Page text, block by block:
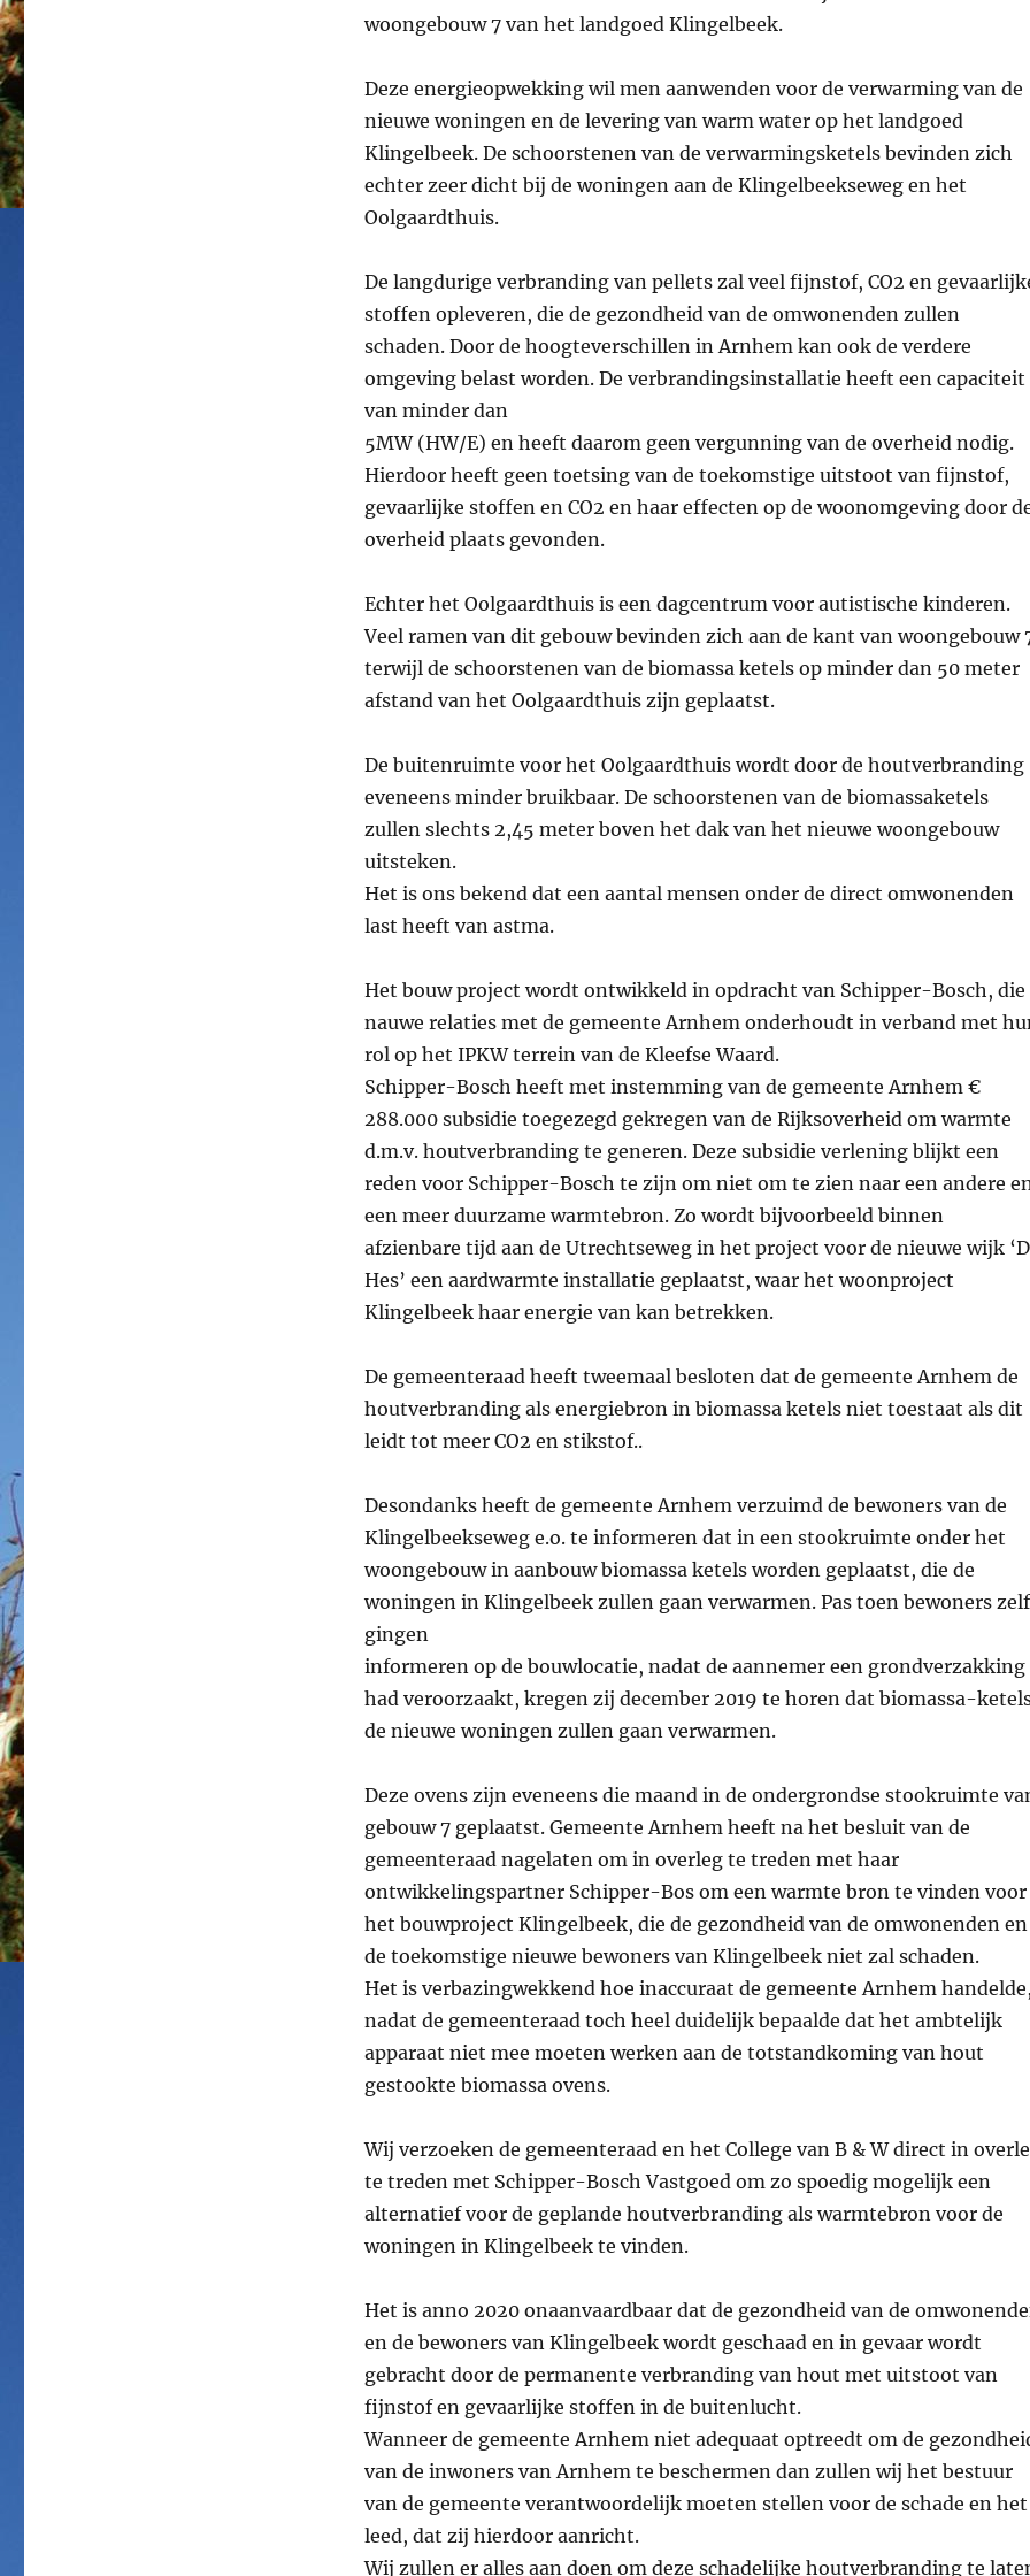
woongebouw 7 van het landgoed Klingelbeek.
Deze energieopwekking wil men aanwenden voor de verwarming van de
nieuwe woningen en de levering van warm water op het landgoed
Klingelbeek. De schoorstenen van de verwarmingsketels bevinden zich
echter zeer dicht bij de woningen aan de Klingelbeekseweg en het
Oolgaardthuis.
De langdurige verbranding van pellets zal veel fijnstof, CO2 en
stoffen opleveren, die de gezondheid van de omwonenden zullen
schaden. Door de hoogteverschillen in Arnhem kan ook de verdere
omgeving belast worden. De verbrandingsinstallatie heeft een capaciteit
van minder dan
5MW (HW/E) en heeft daarom geen vergunning van de overheid nodig.
Hierdoor heeft geen toetsing van de toekomstige uitstoot van fijnstof,
gevaarlijke stoffen en CO2 en haar effecten op de woonomgeving door
overheid plaats gevonden.
Echter het Oolgaardthuis is een dagcentrum voor autistische kinderen.
Veel ramen van dit gebouw bevinden zich aan de kant van woongebouw
terwijl de schoorstenen van de biomassa ketels op minder dan 50 meter
afstand van het Oolgaardthuis zijn geplaatst.
De buitenruimte voor het Oolgaardthuis wordt door de houtverbranding
eveneens minder bruikbaar. De schoorstenen van de biomassaketels
zullen slechts 2,45 meter boven het dak van het nieuwe woongebouw
uitsteken.
Het is ons bekend dat een aantal mensen onder de direct omwonenden
last heeft van astma.
Het bouw project wordt ontwikkeld in opdracht van Schipper-Bosch, die
nauwe relaties met de gemeente Arnhem onderhoudt in verband met
rol op het IPKW terrein van de Kleefse Waard.
Schipper-Bosch heeft met instemming van de gemeente Arnhem €
288.000 subsidie toegezegd gekregen van de Rijksoverheid om warmte
d.m.v. houtverbranding te generen. Deze subsidie verlening blijkt een
reden voor Schipper-Bosch te zijn om niet om te zien naar een andere
een meer duurzame warmtebron. Zo wordt bijvoorbeeld binnen
afzienbare tijd aan de Utrechtseweg in het project voor de nieuwe wijk
Hes’ een aardwarmte installatie geplaatst, waar het woonproject
Klingelbeek haar energie van kan betrekken.
De gemeenteraad heeft tweemaal besloten dat de gemeente Arnhem de
houtverbranding als energiebron in biomassa ketels niet toestaat als dit
leidt tot meer CO2 en stikstof..
Desondanks heeft de gemeente Arnhem verzuimd de bewoners van de
Klingelbeekseweg e.o. te informeren dat in een stookruimte onder het
woongebouw in aanbouw biomassa ketels worden geplaatst, die de
woningen in Klingelbeek zullen gaan verwarmen. Pas toen bewoners zelf
gingen
informeren op de bouwlocatie, nadat de aannemer een grondverzakking
had veroorzaakt, kregen zij december 2019 te horen dat biomassa-
de nieuwe woningen zullen gaan verwarmen.
Deze ovens zijn eveneens die maand in de ondergrondse stookruimte
gebouw 7 geplaatst. Gemeente Arnhem heeft na het besluit van de
gemeenteraad nagelaten om in overleg te treden met haar
ontwikkelingspartner Schipper-Bos om een warmte bron te vinden voor
het bouwproject Klingelbeek, die de gezondheid van de omwonenden en
de toekomstige nieuwe bewoners van Klingelbeek niet zal schaden.
Het is verbazingwekkend hoe inaccuraat de gemeente Arnhem
nadat de gemeenteraad toch heel duidelijk bepaalde dat het ambtelijk
apparaat niet mee moeten werken aan de totstandkoming van hout
gestookte biomassa ovens.
Wij verzoeken de gemeenteraad en het College van B & W direct in
te treden met Schipper-Bosch Vastgoed om zo spoedig mogelijk een
alternatief voor de geplande houtverbranding als warmtebron voor de
woningen in Klingelbeek te vinden.
Het is anno 2020 onaanvaardbaar dat de gezondheid van de
en de bewoners van Klingelbeek wordt geschaad en in gevaar wordt
gebracht door de permanente verbranding van hout met uitstoot van
fijnstof en gevaarlijke stoffen in de buitenlucht.
Wanneer de gemeente Arnhem niet adequaat optreedt om de
van de inwoners van Arnhem te beschermen dan zullen wij het bestuur
van de gemeente verantwoordelijk moeten stellen voor de schade en het
leed, dat zij hierdoor aanricht.
Wij zullen er alles aan doen om deze schadelijke houtverbranding te